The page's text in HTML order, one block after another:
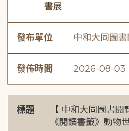
書展
發布單位 中和大同圖
發佈時間 2026-08-03
標題
【 中和大同圖書閱
《閱讀書籤》動物